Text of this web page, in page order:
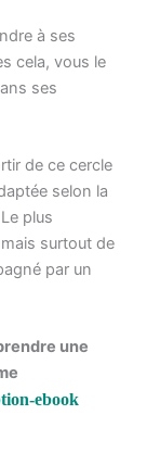
à ses
cela, vous le
ses
de ce cercle
selon la
plus
surtout de
par un
une
ebook